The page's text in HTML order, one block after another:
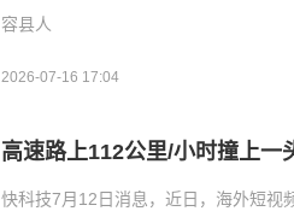
容县人
2026-07-16 17:04
高速路上112公里/小时撞上一
快科技7月12日消息，近日，海外短视